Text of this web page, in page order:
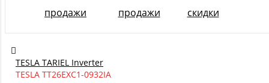
продажи
продажи
скидки
TESLA TARIEL Inverter
TESLA TT26EXC1-0932IA